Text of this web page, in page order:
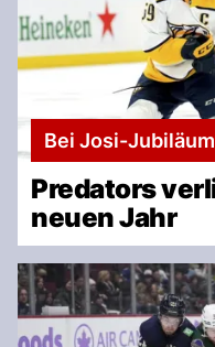
Bei Josi-Jubiläum
Predators
neuen Jahr